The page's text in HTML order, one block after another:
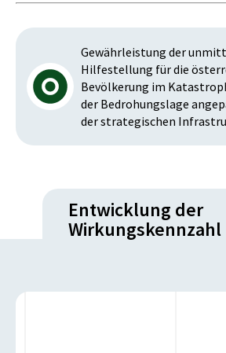
Gewährleistung der
Hilfestellung für die
Bevölkerung im
der Bedrohungslage
der strategischen
Entwicklung der
Wirkungskennzahl